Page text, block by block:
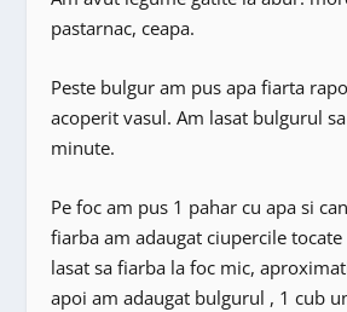
pastarnac, ceapa.
Peste bulgur am pus apa fiarta
acoperit vasul. Am lasat bulgurul
minute.
Pe foc am pus 1 pahar cu apa si
fiarba am adaugat ciupercile
lasat sa fiarba la foc mic,
apoi am adaugat bulgurul , 1 cub